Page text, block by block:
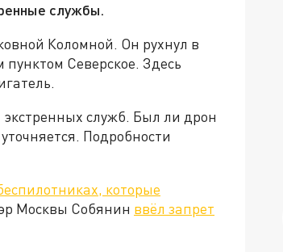
службы.
Коломной. Он рухнул в
Северское. Здесь
служб. Был ли дрон
Подробности
которые
Москвы Собянин ввёл запрет